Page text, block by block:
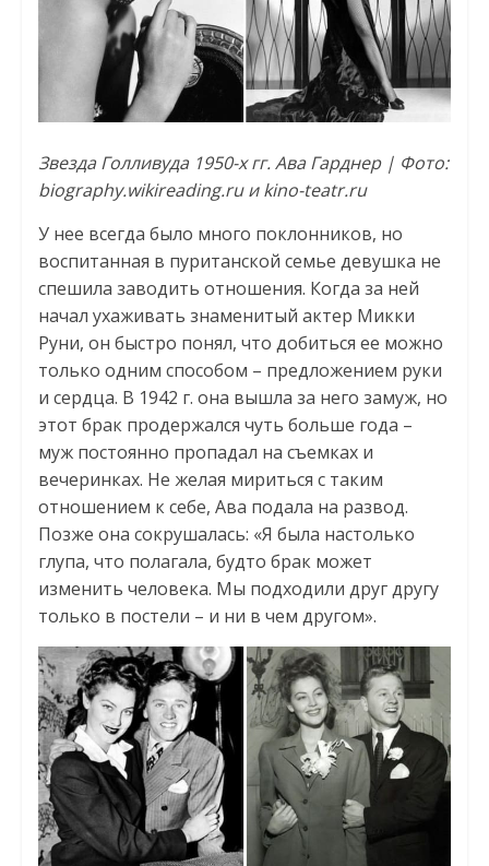
Звезда Голливуда 1950-х гг. Ава Гарднер | Фото:
biography.wikireading.ru и kino-teatr.ru
У нее всегда было много поклонников, но
воспитанная в пуританской семье девушка не
спешила заводить отношения. Когда за ней
начал ухаживать знаменитый актер Микки
Руни, он быстро понял, что добиться ее можно
только одним способом – предложением руки
и сердца. В 1942 г. она вышла за него замуж, но
этот брак продержался чуть больше года –
муж постоянно пропадал на съемках и
вечеринках. Не желая мириться с таким
отношением к себе, Ава подала на развод.
Позже она сокрушалась: «Я была настолько
глупа, что полагала, будто брак может
изменить человека. Мы подходили друг другу
только в постели – и ни в чем другом».